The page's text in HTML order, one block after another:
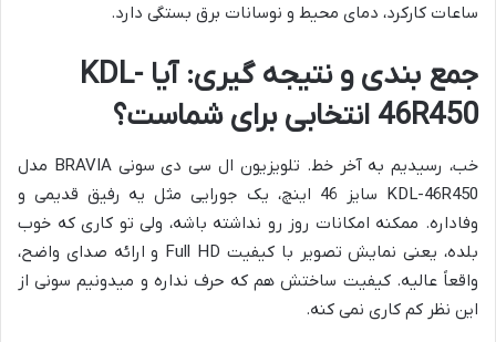
ساعات کارکرد، دمای محیط و نوسانات برق بستگی دارد.
جمع بندی و نتیجه گیری: آیا KDL-
46R450 انتخابی برای شماست؟
خب، رسیدیم به آخر خط. تلویزیون ال سی دی سونی BRAVIA مدل
KDL-46R450 سایز 46 اینچ، یک جورایی مثل یه رفیق قدیمی و
وفاداره. ممکنه امکانات روز رو نداشته باشه، ولی تو کاری که خوب
بلده، یعنی نمایش تصویر با کیفیت Full HD و ارائه صدای واضح،
واقعاً عالیه. کیفیت ساختش هم که حرف نداره و میدونیم سونی از
این نظر کم کاری نمی کنه.